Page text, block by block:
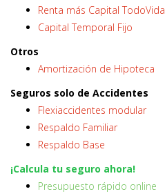
Renta más Capital TodoVida
Capital Temporal Fijo
Otros
Amortización de Hipoteca
Seguros solo de Accidentes
Flexiaccidentes modular
Respaldo Familiar
Respaldo Base
¡Calcula tu seguro ahora!
Presupuesto rápido online